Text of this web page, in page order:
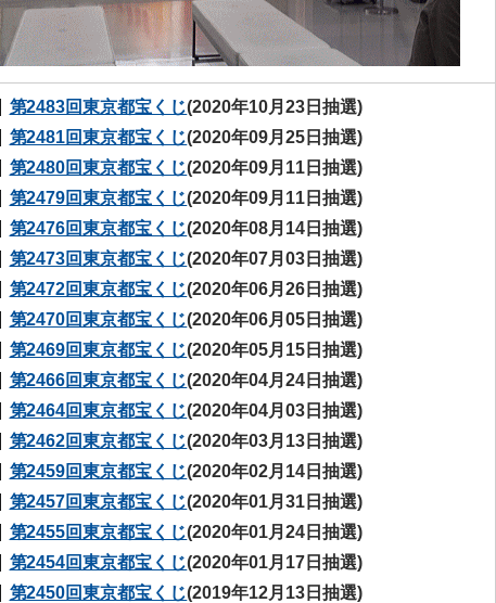
第2483回東京都宝くじ(2020年10月23日抽選)
第2481回東京都宝くじ(2020年09月25日抽選)
第2480回東京都宝くじ(2020年09月11日抽選)
第2479回東京都宝くじ(2020年09月11日抽選)
第2476回東京都宝くじ(2020年08月14日抽選)
第2473回東京都宝くじ(2020年07月03日抽選)
第2472回東京都宝くじ(2020年06月26日抽選)
第2470回東京都宝くじ(2020年06月05日抽選)
第2469回東京都宝くじ(2020年05月15日抽選)
第2466回東京都宝くじ(2020年04月24日抽選)
第2464回東京都宝くじ(2020年04月03日抽選)
第2462回東京都宝くじ(2020年03月13日抽選)
第2459回東京都宝くじ(2020年02月14日抽選)
第2457回東京都宝くじ(2020年01月31日抽選)
第2455回東京都宝くじ(2020年01月24日抽選)
第2454回東京都宝くじ(2020年01月17日抽選)
第2450回東京都宝くじ(2019年12月13日抽選)